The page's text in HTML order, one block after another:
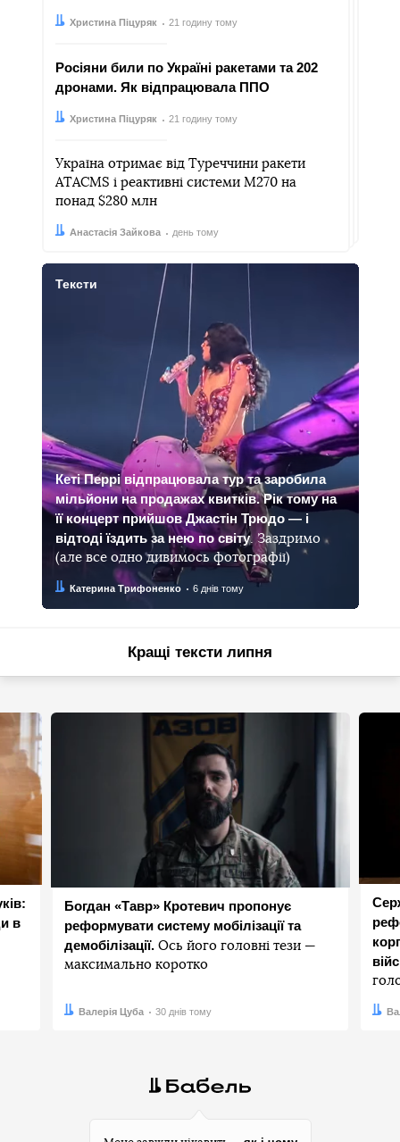
Автор:
Христина Піцуряк
Дата: 21 годину тому
Росіяни били по Україні ракетами та 202
дронами. Як відпрацювала ППО
Автор:
Христина Піцуряк
Дата: 21 годину тому
Україна отримає від Туреччини ракети
ATACMS і реактивні системи M270 на
понад $280 млн
Автор:
Анастасія Зайкова
Дата: день тому
Тексти
Кеті Перрі відпрацювала тур та заробила
мільйони на продажах квитків. Рік тому на
її концерт прийшов Джастін Трюдо — і
відтоді їздить за нею по світу. Заздримо
(але все одно дивимось фотографії)
Автор:
Катерина Трифоненко
Дата: 6 днів тому
Кращі тексти липня
в
Богдан «Тавр» Кротевич пропонує
реформувати систему мобілізації та
демобілізації. Ось його головні тези —
максимально коротко
Автор:
Валерія Цуба
Дата: 30 днів тому Дата: